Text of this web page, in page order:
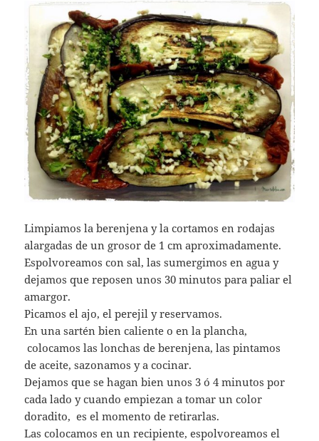
Limpiamos la berenjena y la cortamos en rodajas
alargadas de un grosor de 1 cm aproximadamente.
Espolvoreamos con sal, las sumergimos en agua y
dejamos que reposen unos 30 minutos para paliar el
amargor.
Picamos el ajo, el perejil y reservamos.
En una sartén bien caliente o en la plancha,
colocamos las lonchas de berenjena, las pintamos
de aceite, sazonamos y a cocinar.
Dejamos que se hagan bien unos 3 ó 4 minutos por
cada lado y cuando empiezan a tomar un color
doradito, es el momento de retirarlas.
Las colocamos en un recipiente, espolvoreamos el